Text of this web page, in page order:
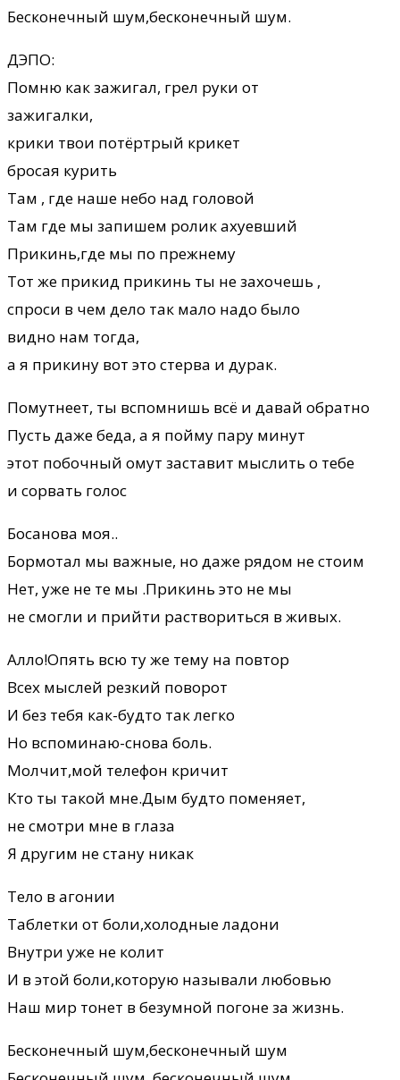
Бесконечный шум,бесконечный шум.
ДЭПО:
Помню как зажигал, грел руки от
зажигалки,
крики твои потёртрый крикет
бросая курить
Там , где наше небо над головой
Там где мы запишем ролик ахуевший
Прикинь,где мы по прежнему
Тот же прикид прикинь ты не захочешь ,
спроси в чем дело так мало надо было
видно нам тогда,
а я прикину вот это стерва и дурак.
Помутнеет, ты вспомнишь всё и давай обратно
Пусть даже беда, а я пойму пару минут
этот побочный омут заставит мыслить о тебе
и сорвать голос
Босанова моя..
Бормотал мы важные, но даже рядом не стоим
Нет, уже не те мы .Прикинь это не мы
не смогли и прийти раствориться в живых.
Алло!Опять всю ту же тему на повтор
Всех мыслей резкий поворот
И без тебя как-будто так легко
Но вспоминаю-снова боль.
Молчит,мой телефон кричит
Кто ты такой мне.Дым будто поменяет,
не смотри мне в глаза
Я другим не стану никак
Тело в агонии
Таблетки от боли,холодные ладони
Внутри уже не колит
И в этой боли,которую называли любовью
Наш мир тонет в безумной погоне за жизнь.
Бесконечный шум,бесконечный шум